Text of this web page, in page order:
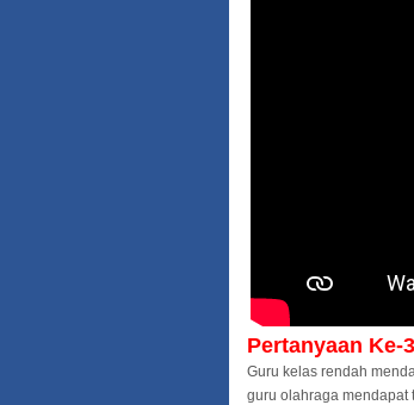
Pertanyaan Ke-
Guru kelas rendah
guru olahraga mendapat